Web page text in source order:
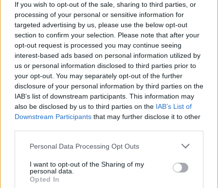
If you wish to opt-out of the sale, sharing to third parties, or
processing of your personal or sensitive information for
targeted advertising by us, please use the below opt-out
section to confirm your selection. Please note that after your
opt-out request is processed you may continue seeing
interest-based ads based on personal information utilized by
us or personal information disclosed to third parties prior to
your opt-out. You may separately opt-out of the further
disclosure of your personal information by third parties on the
IAB’s list of downstream participants. This information may
also be disclosed by us to third parties on the IAB’s List of
Downstream Participants that may further disclose it to other
Please note that this website/app uses one or more Google
not limited to your visit or usage behaviour. You may click to
grant or deny consent to Google and its third-party tags to
use your data for below specified purposes in below Google
Personal Data Processing Opt Outs
I want to opt-out of the Sharing of my
personal data.
Opted In
Μάθε πρώτος όλες τις σημαντικές
ειδήσεις.
Βάλε το proson.gr στα αποτελέσματα
αναζήτησης της Google
Δημοφιλείς Ειδήσεις
Τι σημαίνει η λέξη «ευκτός»